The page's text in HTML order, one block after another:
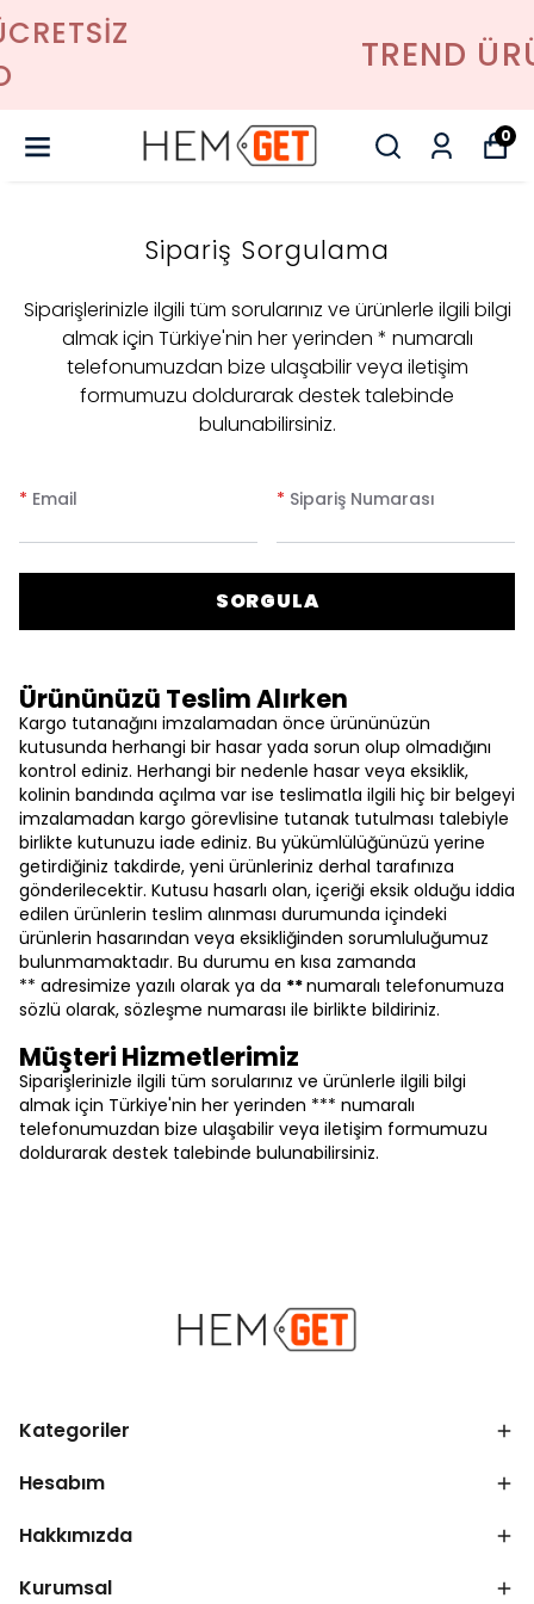
TREND ÜRÜNLER
0
Sipariş Sorgulama
Siparişlerinizle ilgili tüm sorularınız ve ürünlerle ilgili bilgi
almak için Türkiye'nin her yerinden * numaralı
telefonumuzdan bize ulaşabilir veya iletişim
formumuzu doldurarak destek talebinde
bulunabilirsiniz.
* Email * Sipariş Numarası
SORGULA
Ürününüzü Teslim Alırken
Kargo tutanağını imzalamadan önce ürününüzün
kutusunda herhangi bir hasar yada sorun olup olmadığını
kontrol ediniz. Herhangi bir nedenle hasar veya eksiklik,
kolinin bandında açılma var ise teslimatla ilgili hiç bir belgeyi
imzalamadan kargo görevlisine tutanak tutulması talebiyle
birlikte kutunuzu iade ediniz. Bu yükümlülüğünüzü yerine
getirdiğiniz takdirde, yeni ürünleriniz derhal tarafınıza
gönderilecektir. Kutusu hasarlı olan, içeriği eksik olduğu iddia
edilen ürünlerin teslim alınması durumunda içindeki
ürünlerin hasarından veya eksikliğinden sorumluluğumuz
bulunmamaktadır. Bu durumu en kısa zamanda
** adresimize yazılı olarak ya da **numaralı telefonumuza
sözlü olarak, sözleşme numarası ile birlikte bildiriniz.
Müşteri Hizmetlerimiz
Siparişlerinizle ilgili tüm sorularınız ve ürünlerle ilgili bilgi
almak için Türkiye'nin her yerinden *** numaralı
telefonumuzdan bize ulaşabilir veya iletişim formumuzu
doldurarak destek talebinde bulunabilirsiniz.
Kategoriler
Hesabım
Hakkımızda
Kurumsal